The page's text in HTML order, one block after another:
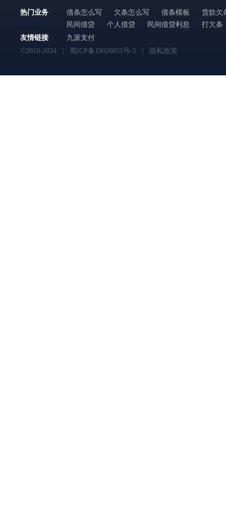
热门业务 借条怎么写 欠条怎么写 借条模板
货款欠
民间借贷
个人借贷 民间借贷利息
打欠条
友情链接
九派支付
©2019-2024
蜀ICP备19020051号-5 隐私政策